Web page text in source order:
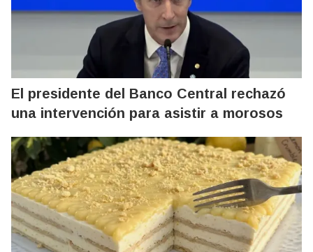
El presidente del Banco Central rechazó
una intervención para asistir a morosos